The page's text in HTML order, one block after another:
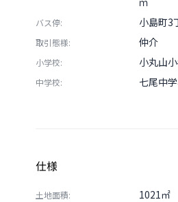
バス停: 小島町3
取引態様: 仲介
小学校: 小丸山
中学校: 七尾中
仕様
土地面積: 1021㎡